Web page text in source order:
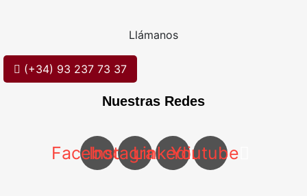
Llámanos
(+34) 93 237 73 37
Nuestras Redes
Facebook
Instagram
LinkedinYoutube